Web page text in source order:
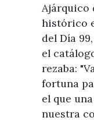
Ajárquico
histórico
del Día
el
rezaba:
fortuna
el que
nuestra